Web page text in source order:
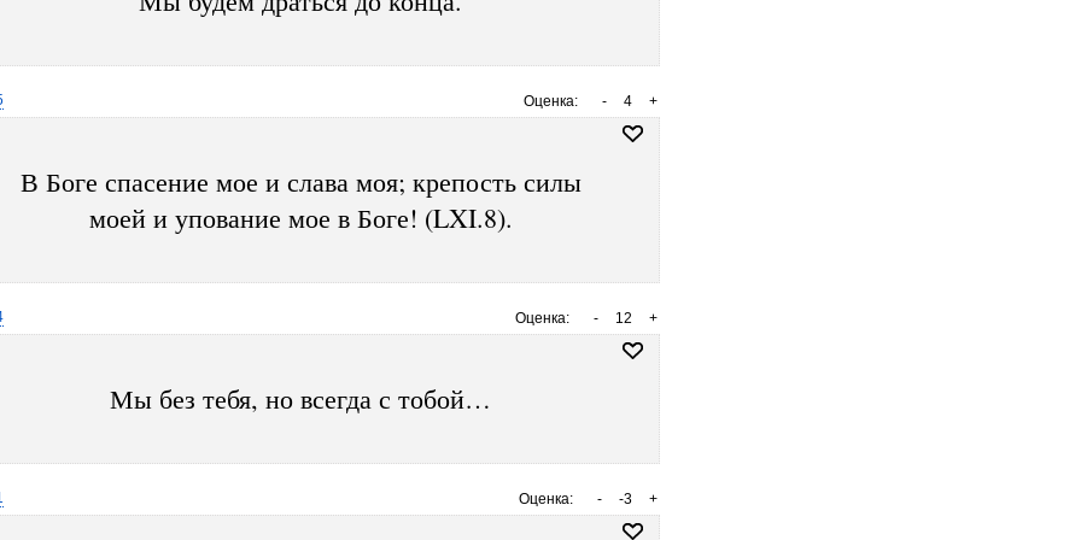
Оценка: +
4
-
В Боге спасение мое и слава моя; крепость силы
моей и упование мое в Боге! (LXI.8).
Оценка: +
12
-
Мы без тебя, но всегда с тобой…
Оценка: +
-3
-